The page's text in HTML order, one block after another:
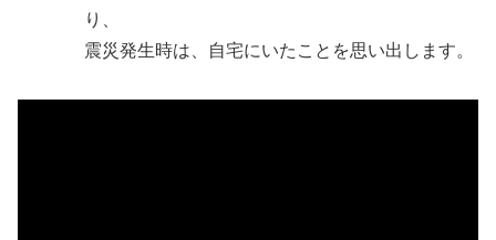
り、
震災発生時は、自宅にいたことを思い出します。